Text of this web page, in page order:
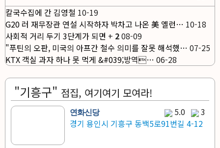
칼국수집에 간 김영철 10-19
G20 러 재무장관 연설 시작하자 박차고 나온 美 옐런… 10-18
사회적 거리 두기 3단계가 되면 + 208-09
"푸틴의 오판, 미국의 아프간 철수 의미를 잘못 해석했… 07-25
KTX 객실 과자 하나 못 먹게 &#039;방역… 06-28
"기흥구" 점집, 여기여기 모여라!
연화신당 5.0
3
경기 용인시 기흥구 동백5로91번길 4-12